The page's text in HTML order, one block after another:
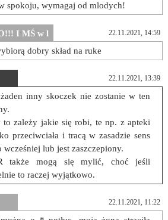
spokoju, wymagaj od mlodych!
I MŚ w l 22.11.2021, 14:59
dobry skład na ruke
22.11.2021, 13:39
inny skoczek nie zostanie w ten
zależy jakie się robi, te np. z apteki
przeciwciała i tracą w zasadzie sens
wcześniej lub jest zaszczepiony.
także mogą się mylić, choć jeśli
to raczej wyjątkowo.
22.11.2021, 11:22